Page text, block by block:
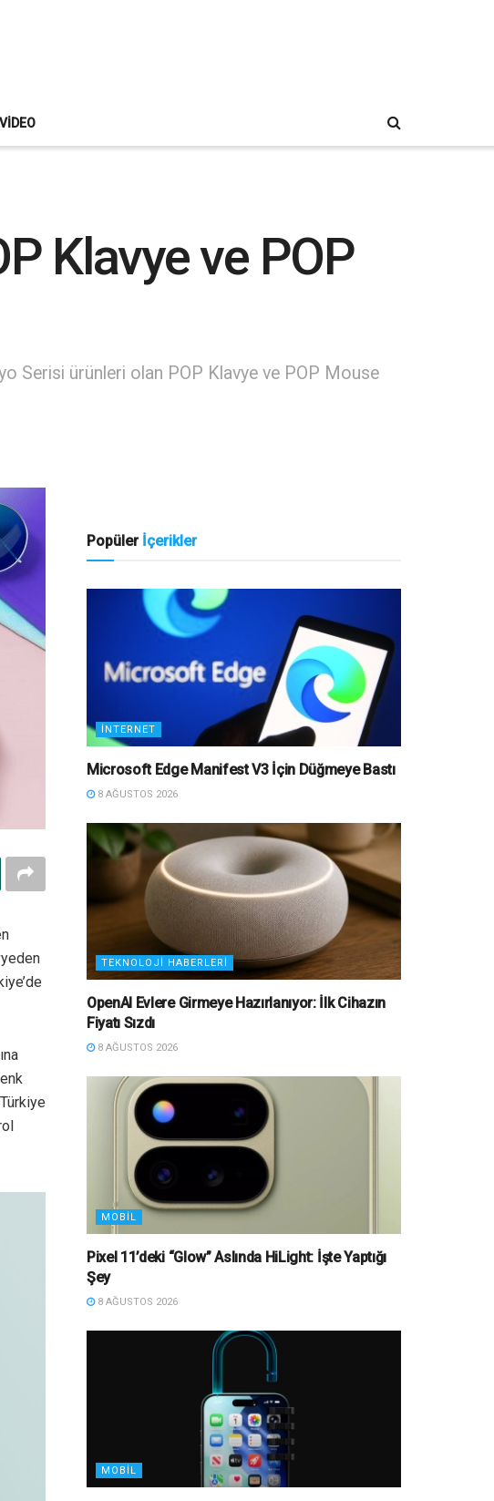
VIDEO
Klavye ve POP
Serisi ürünleri olan POP Klavye ve POP Mouse
Popüler İçerikler
İNTERNET
Microsoft Edge Manifest V3 İçin Düğmeye Bastı
8 AĞUSTOS 2026
TEKNOLOJI HABERLERI
OpenAI Evlere Girmeye Hazırlanıyor: İlk Cihazın
Fiyatı Sızdı
8 AĞUSTOS 2026
MOBIL
Pixel 11’deki “Glow” Aslında HiLight: İşte Yaptığı
Şey
8 AĞUSTOS 2026
MOBIL